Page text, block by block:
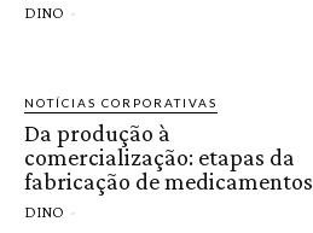
DINO -
NOTÍCIAS CORPORATIVAS
Da produção à
comercialização: etapas da
fabricação de medicamentos
DINO -